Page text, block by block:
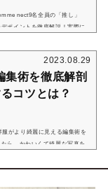
nect9名全員の「推し」
ポイントを徹底解説！実際に
活コーデ♡推し活コーデのポイ
ためにしている「推し活」を
2023.08.29
術を徹底解剖
コツとは？
がより綺麗に見える編集術を
ら、かわいくて綺麗な写真を
撮る写真では上手くいかない